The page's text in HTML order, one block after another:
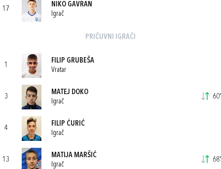
17
NIKO GAVRAN
Igrač
PRIČUVNI IGRAČI
1
FILIP GRUBEŠA
Vratar
3
MATEJ DOKO
Igrač
60'
4
FILIP ĆURIĆ
Igrač
13
MATIJA MARŠIĆ
Igrač
68'